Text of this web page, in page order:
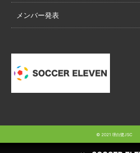
メンバー発表
© 2021 堺白鷺JSC